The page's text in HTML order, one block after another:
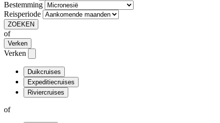
Bestemming
Reisperiode
ZOEKEN
of
Verken
Verken
Duikcruises
Expeditiecruises
Riviercruises
of